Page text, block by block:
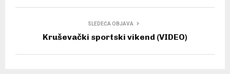
SLEDEĆA OBJAVA
Kruševački sportski vikend (VIDEO)